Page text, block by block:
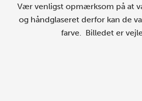
Vær venligst opmærksom på at
og håndglaseret derfor kan de
farve. Billedet er